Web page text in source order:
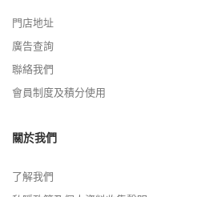
門店地址
廣告查詢
聯絡我們
會員制度及積分使用
關於我們
了解我們